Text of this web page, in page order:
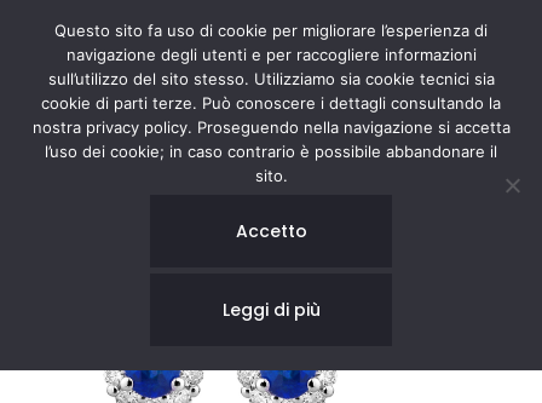
Questo sito fa uso di cookie per migliorare l’esperienza di
navigazione degli utenti e per raccogliere informazioni
sull’utilizzo del sito stesso. Utilizziamo sia cookie tecnici sia
cookie di parti terze. Può conoscere i dettagli consultando la
nostra privacy policy. Proseguendo nella navigazione si accetta
l’uso dei cookie; in caso contrario è possibile abbandonare il
sito.
Accetto
Leggi di più